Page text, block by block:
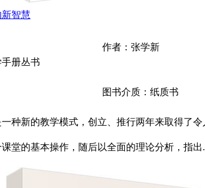
智慧
作者：张学新
册丛书
图书介质：纸质书
种新的教学模式，创立、推行两年来取得了令
的基本操作，随后以全面的理论分析，指出